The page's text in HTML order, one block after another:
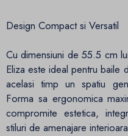
Design Compact si Versatil
Cu dimensiuni de 55.5 cm
Eliza este ideal pentru baile
acelasi timp un spatiu
Forma sa ergonomica
compromite estetica,
stiluri de amenajare